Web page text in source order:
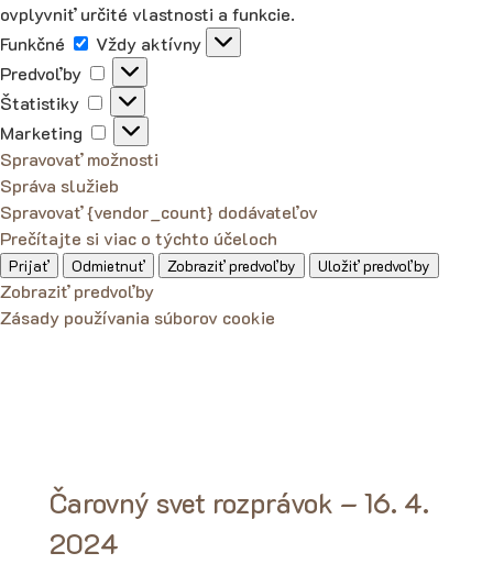
ovplyvniť určité vlastnosti a funkcie.
Funkčné
Funkčné
Vždy aktívny
Predvoľby
Predvoľby
Štatistiky
Štatistiky
Marketing
Marketing
Spravovať možnosti
Správa služieb
Spravovať {vendor_count} dodávateľov
Prečítajte si viac o týchto účeloch
Prijať Odmietnuť Zobraziť predvoľby Uložiť predvoľby
Zobraziť predvoľby
Zásady používania súborov cookie
Čarovný svet rozprávok – 16. 4.
2024